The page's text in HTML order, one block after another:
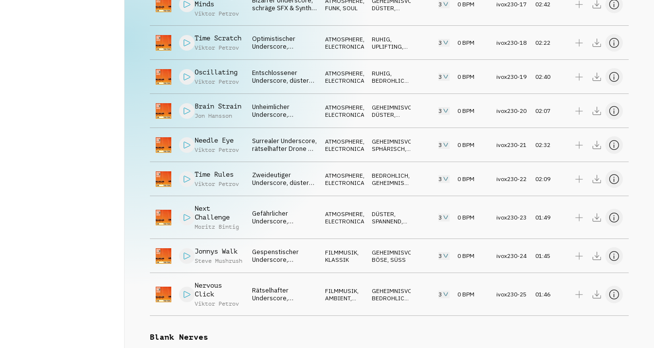
Minds
Viktor Petrov
schräge SFX & Synths,
gespenstisch
FUNK, SOUL
DÜSTER
3 0 BPM ivox230-17 02:42
Time Scratch
Viktor Petrov
Optimistischer
Underscore,
begierig, begeistert,
futuristisch
ATMOSPHERE
ELECTRONICA
RUHIG
UPLIFTING
3 0 BPM ivox230-18 02:22
Oscillating
Viktor Petrov
Entschlossener
Underscore, düstere
widersprüchlich
ATMOSPHERE
ELECTRONICA
RUHIG
BEDROHLICH
3 0 BPM ivox230-19 02:40
Brain Strain
Jon Hansson
Unheimlicher
Underscore,
Glocken, unbehaglich,
unheimlich,
zweideutig
ATMOSPHERE
ELECTRONICA
GEHEIMNISVOLL
DÜSTER
3 0 BPM ivox230-20 02:07
Needle Eye
Viktor Petrov
Surrealer Underscore,
rätselhafter Drone &
still
ATMOSPHERE
ELECTRONICA
GEHEIMNISVOLL
SPHÄRISCH
3 0 BPM ivox230-21 02:32
Time Rules
Viktor Petrov
Zweideutiger
Underscore, düstere
aber fokussiert &
ATMOSPHERE
ELECTRONICA
BEDROHLICH
GEHEIMNISVOLL
3 0 BPM ivox230-22 02:09
Next
Challenge
Moritz Bintig
Gefährlicher
Underscore,
fokussiert, drohende
ATMOSPHERE
ELECTRONICA
DÜSTER
SPANNEND
3 0 BPM ivox230-23 01:49
Jonnys Walk
Steve Mushrush
Gespenstischer
Underscore,
& Streicher, süß aber
FILMMUSIK
KLASSIK
GEHEIMNISVOLL
BÖSE SÜSS 3 0 BPM ivox230-24 01:45
Nervous
Click
Viktor Petrov
Rätselhafter
Underscore,
Flächen, spekulativ,
FILMMUSIK
AMBIENT,
GEHEIMNISVOLL
BEDROHLICH
3 0 BPM ivox230-25 01:46
Blank Nerves